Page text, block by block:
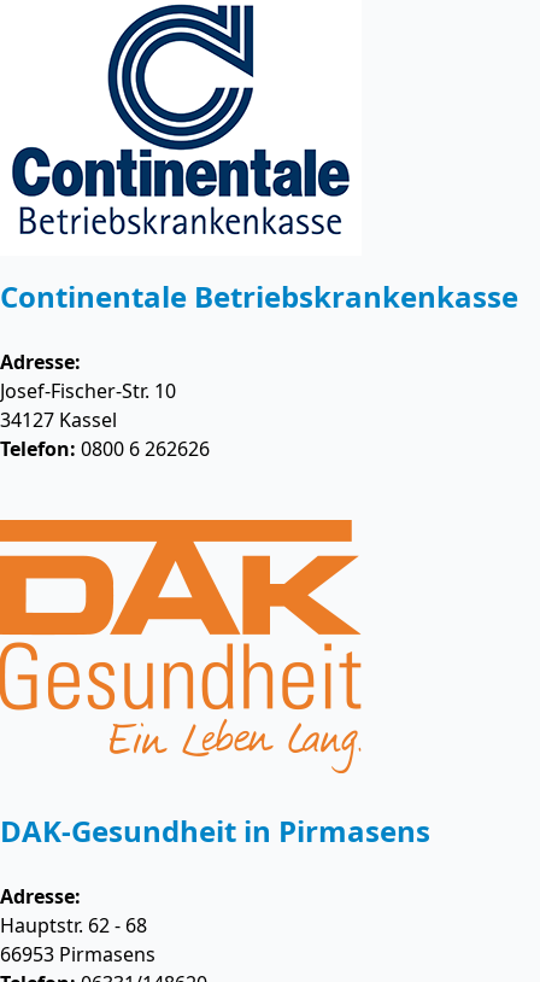
Continentale Betriebskrankenkasse
Adresse:
Josef-Fischer-Str. 10
34127 Kassel
Telefon: 0800 6 262626
DAK-Gesundheit in Pirmasens
Adresse:
Hauptstr. 62 - 68
66953 Pirmasens